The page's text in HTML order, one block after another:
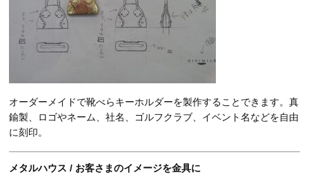
オーダーメイドで靴べらキーホルダーを製作することできます。真
鍮製、ロゴやネーム、社名、ゴルフクラブ、イベント名などを自由
に刻印。
メタルハウス / お客さまのイメージを金具に